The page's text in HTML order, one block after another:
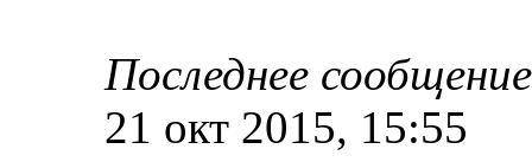
Последнее сообщение
21 окт 2015, 15:55